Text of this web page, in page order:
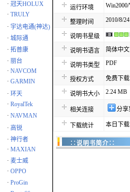
· 冠天HOLUX
· TRULY
· 宇达电通(神达)
· 城际通
· 拓普康
· 丽台
· NAVCOM
· GARMIN
· 环天
· RoyalTek
· NAVMAN
· 高锐
· 神行者
· MAXIAN
· 麦士威
· OPPO
· ProGin
运行环境
整理时间 2010/8/
说明书星级
说明书语言 简体中文
说明书类型 PDF
授权方式 免费下载
说明书大小 2.24 MB
相关连接 分享
下载统计 本日下
∷说明书简介∷